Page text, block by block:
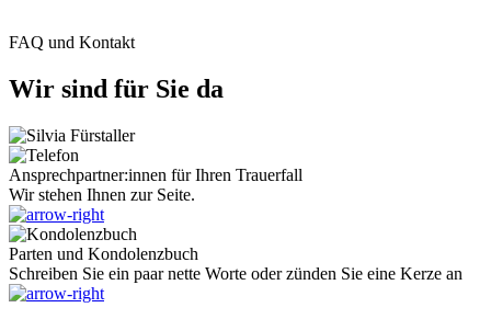
FAQ und Kontakt
Wir sind für Sie da
Ansprechpartner:innen für Ihren Trauerfall
Wir stehen Ihnen zur Seite.
Parten und Kondolenzbuch
Schreiben Sie ein paar nette Worte oder zünden Sie eine Kerze an